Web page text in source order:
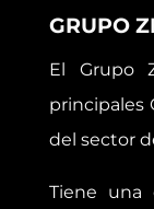
GRUPO
El Grupo
principales
del sector
Tiene una